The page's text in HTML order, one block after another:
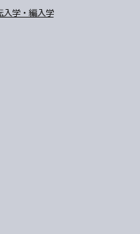
入学・編入学